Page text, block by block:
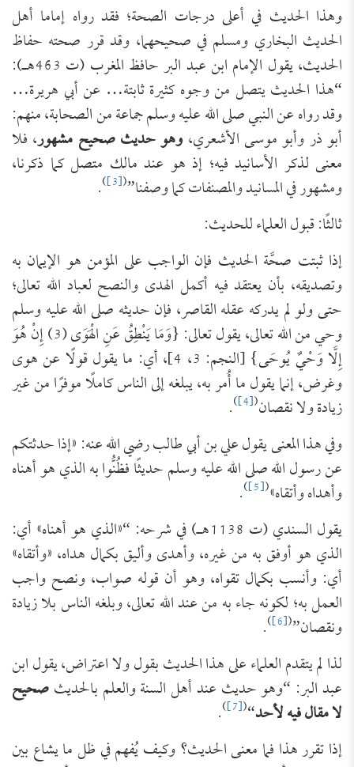
وهذا الحديث في أعلى درجات الصحة؛ فقد رواه إماما أهل
الحديث البخاري ومسلم في صحيحهما، وقد قرر صحته حفاظ
الحديث، يقول الإمام ابن عبد البر حافظ المغرب (ت 463هـ):
“هذا الحديث يتصل من وجوه كثيرة ثابتة… عن أبي هريرة…
وقد رواه عن النبي صلى الله عليه وسلم جماعة من الصحابة، منهم:
أبو ذر وأبو موسى الأشعري،وهو حديث صحيح مشهور، فلا
معنى لذكر الأسانيد فيه؛ إذ هو عند مالك متصل كما ذكرنا،
ومشهور في المسانيد والمصنفات كما وصفنا”(
[3]
)
.
ثالثًا: قبول العلماء للحديث:
إذا ثبتت صحَّة الحديث فإن الواجب على المؤمن هو الإيمان به
وتصديقه، بأن يعتقد فيه أكمل الهدى والنصح لعباد الله تعالى؛
حتى ولو لم يدركه عقله القاصر، فإن حديثه صلى الله عليه وسلم
وحي من الله تعالى، يقول تعالى: {وَمَا يَنْطِقُ عَنِ الْهَوَى (3) إِنْ هُوَ
إِلَّا وَحْيٌ يُوحَى} [النجم: 3، 4]، أي: ما يقول قولًا عن هوى
وغرض، إنما يقول ما أُمر به، يبلغه إلى الناس كاملًا موفرًا من غير
زيادة ولا نقصان(
[4]
)
.
وفي هذا المعنى يقول علي بن أبي طالب رضي الله عنه: «إذا حدثتكم
عن رسول الله صلى الله عليه وسلم حديثًا فظُنُّوا به الذي هو أهناه
وأهداه وأتقاه»(
[5]
)
.
يقول السندي (ت 1138هـ) في شرحه: “«الذي هو أهناه» أي:
الذي هو أوفق به من غيره، وأهدى وأليق بكمال هداه، «وأتقاه»
أي: وأنسب بكمال تقواه، وهو أن قوله صواب، ونصح واجب
العمل به؛ لكونه جاء به من عند الله تعالى، وبلغه الناس بلا زيادة
ونقصان”(
[6]
)
.
لذا لم يتقدم العلماء على هذا الحديث بقول ولا اعتراض، يقول ابن
عبد البر: “وهو حديث عند أهل السنة والعلم بالحديثصحيح
لا مقال فيه لأحد“
(
[7]
)
.
إذا تقرر هذا فما معنى الحديث؟ وكيف يُفهم في ظل ما يشاع بين